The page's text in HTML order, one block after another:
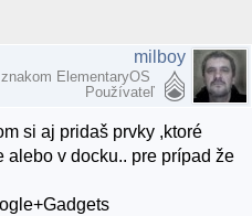
milboy
ElementaryOS
Používateľ
si aj pridaš prvky ,ktoré
v docku.. pre prípad že